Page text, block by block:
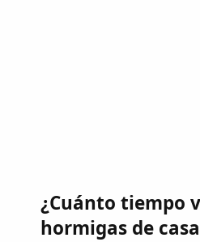
¿Cuánto tiempo
hormigas de